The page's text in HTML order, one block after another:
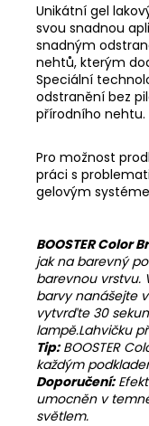
Unikátní gel
svou snadnou
snadným
nehtů, kterým
Speciální
odstranění bez
přírodního nehtu.
Pro možnost
práci s
gelovým
BOOSTER Color
jak na barevný
barevnou vrstvu.
barvy nanášejte
vytvrďte 30
lampě.Lahvičku
Tip:BOOSTER
každým
Doporučení:Efekt
umocněn v
světlem.